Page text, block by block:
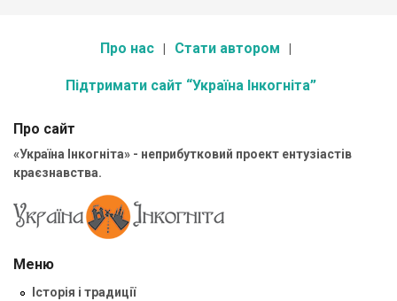
Про нас Стати автором
Підтримати сайт “Україна Інкогніта”
Про сайт
«Україна Інкогніта» - неприбутковий проект ентузіастів
краєзнавства.
Меню
Історія і традиції